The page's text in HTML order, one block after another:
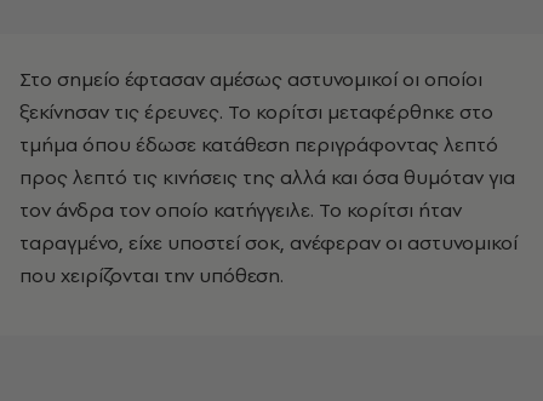
Στο σημείο έφτασαν αμέσως αστυνομικοί οι οποίοι
ξεκίνησαν τις έρευνες. Το κορίτσι μεταφέρθηκε στο
τμήμα όπου έδωσε κατάθεση περιγράφοντας λεπτό
προς λεπτό τις κινήσεις της αλλά και όσα θυμόταν για
τον άνδρα τον οποίο κατήγγειλε. Το κορίτσι ήταν
ταραγμένο, είχε υποστεί σοκ, ανέφεραν οι αστυνομικοί
που χειρίζονται την υπόθεση.